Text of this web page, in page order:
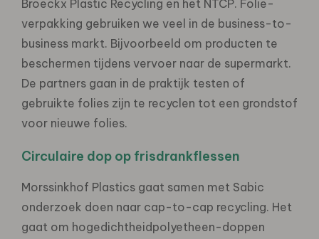
Broeckx Plastic Recycling en het NTCP. Folie-
verpakking gebruiken we veel in de business-to-
business markt. Bijvoorbeeld om producten te
beschermen tijdens vervoer naar de supermarkt.
De partners gaan in de praktijk testen of
gebruikte folies zijn te recyclen tot een grondstof
voor nieuwe folies.
Circulaire dop op frisdrankflessen
Morssinkhof Plastics gaat samen met Sabic
onderzoek doen naar cap-to-cap recycling. Het
gaat om hogedichtheidpolyetheen-doppen